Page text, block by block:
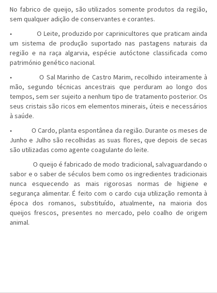
No fabrico de queijo, são utilizados somente produtos da região,
sem qualquer adição de conservantes e corantes.
• O Leite, produzido por caprinicultores que praticam ainda
um sistema de produção suportado nas pastagens naturais da
região e na raça algarvia, espécie autóctone classificada como
património genético nacional.
• O Sal Marinho de Castro Marim, recolhido inteiramente à
mão, segundo técnicas ancestrais que perduram ao longo dos
tempos, sem ser sujeito a nenhum tipo de tratamento posterior. Os
seus cristais são ricos em elementos minerais, úteis e necessários
à saúde.
• O Cardo, planta espontânea da região. Durante os meses de
Junho e Julho são recolhidas as suas flores, que depois de secas
são utilizadas como agente coagulante do leite.
O queijo é fabricado de modo tradicional, salvaguardando o
sabor e o saber de séculos bem como os ingredientes tradicionais
nunca esquecendo as mais rigorosas normas de higiene e
segurança alimentar. É feito com o cardo cuja utilização remonta à
época dos romanos, substituído, atualmente, na maioria dos
queijos frescos, presentes no mercado, pelo coalho de origem
animal.